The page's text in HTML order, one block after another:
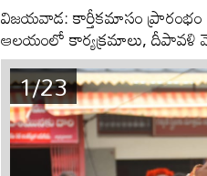
విజయవాడ: కార్తీకమాసం ప్రారంభం
ఆలయంలో కార్యక్రమాలు, దీపావళి
1/23